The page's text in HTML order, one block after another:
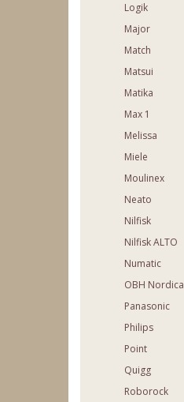
Logik
Major
Match
Matsui
Matika
Max 1
Melissa
Miele
Moulinex
Neato
Nilfisk
Nilfisk ALTO
Numatic
OBH Nordica
Panasonic
Philips
Point
Quigg
Roborock